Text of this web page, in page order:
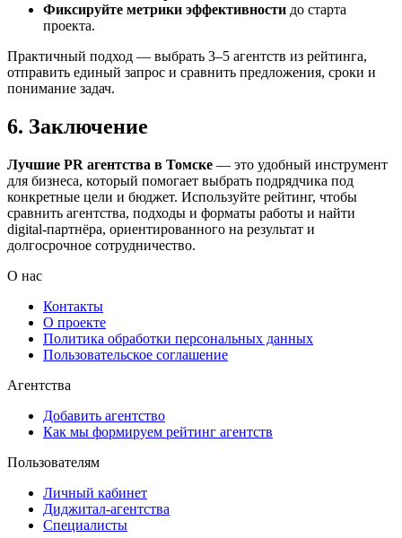
Фиксируйте метрики эффективности до старта
проекта.
Практичный подход — выбрать 3–5 агентств из рейтинга,
отправить единый запрос и сравнить предложения, сроки и
понимание задач.
6. Заключение
Лучшие PR агентства в Томске — это удобный инструмент
для бизнеса, который помогает выбрать подрядчика под
конкретные цели и бюджет. Используйте рейтинг, чтобы
сравнить агентства, подходы и форматы работы и найти
digital-партнёра, ориентированного на результат и
долгосрочное сотрудничество.
О нас
Контакты
О проекте
Политика обработки персональных данных
Пользовательское соглашение
Агентства
Добавить агентство
Как мы формируем рейтинг агентств
Пользователям
Личный кабинет
Диджитал-агентства
Специалисты